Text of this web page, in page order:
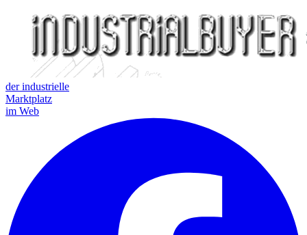
der industrielle
Marktplatz
im Web